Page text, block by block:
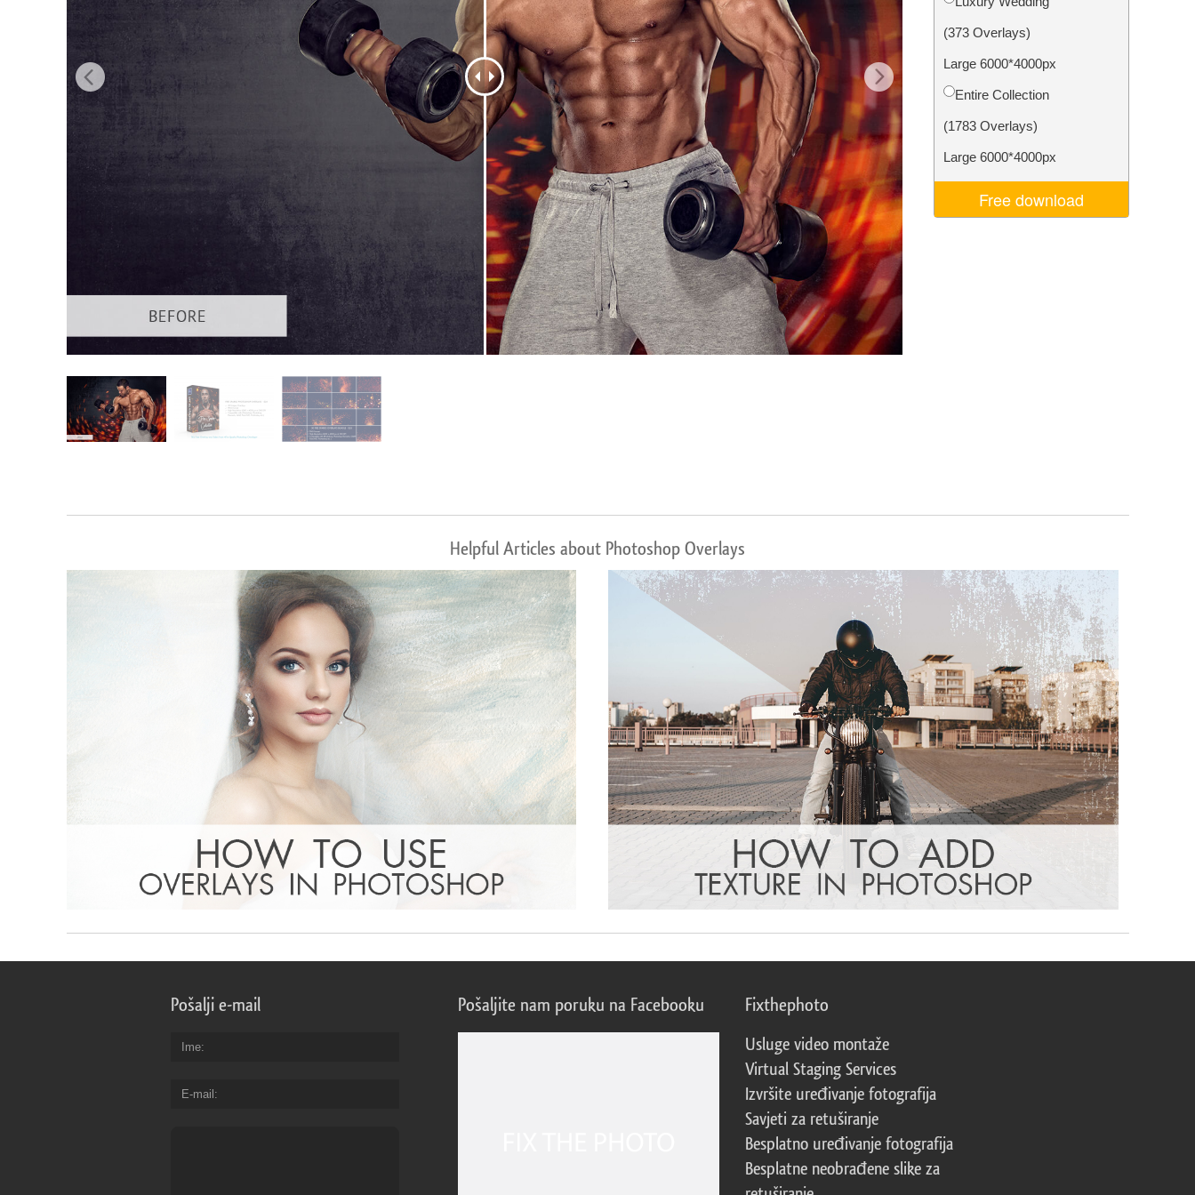
Uređivanje fotografija proizvoda Uređivanje fotografija nakita Podaci za obuku AI
(373 Overlays)
Large 6000*4000px
Entire Collection
(1783 Overlays)
Large 6000*4000px
Free download
Helpful Articles about Photoshop Overlays
Pošalji e-mail
Ime
E-mail
Pošaljite nam poruku na Facebooku Fixthephoto
Usluge video montaže
Virtual Staging Services
Izvršite uređivanje fotografija
Savjeti za retuširanje
Besplatno uređivanje fotografija
Besplatne neobrađene slike za